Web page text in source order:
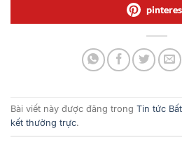
Bài viết này được đăng trong Tin tức
kết thường trực.